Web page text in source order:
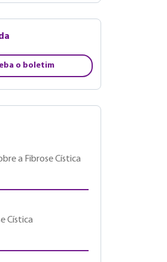
o boletim
a Fibrose Cística
Cística